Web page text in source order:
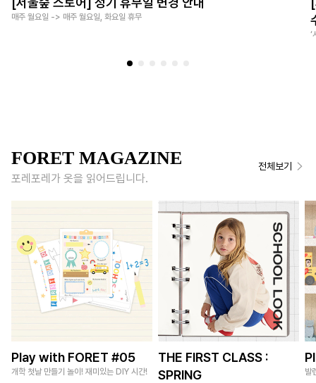
매주 월요일 -> 매주 월요일, 화요일 휴무
‘
FORET MAGAZINE
포레포레가 옷을 읽어드립니다.
전체보기
Play with FORET #05
개학 첫날 만들기 놀이! 재미있는 DIY 시간!
THE FIRST CLASS :
SPRING
발